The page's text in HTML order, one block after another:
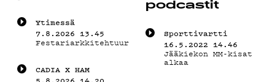
ON-
Yti­mes­sä
7.8.2026 13.45
Festariarkkitehtuurispesiaali
CADIA X HAM
podcastit
Sporttivartti
16.5.2022 14.46
Jääkiekon MM-kisat
alkaa